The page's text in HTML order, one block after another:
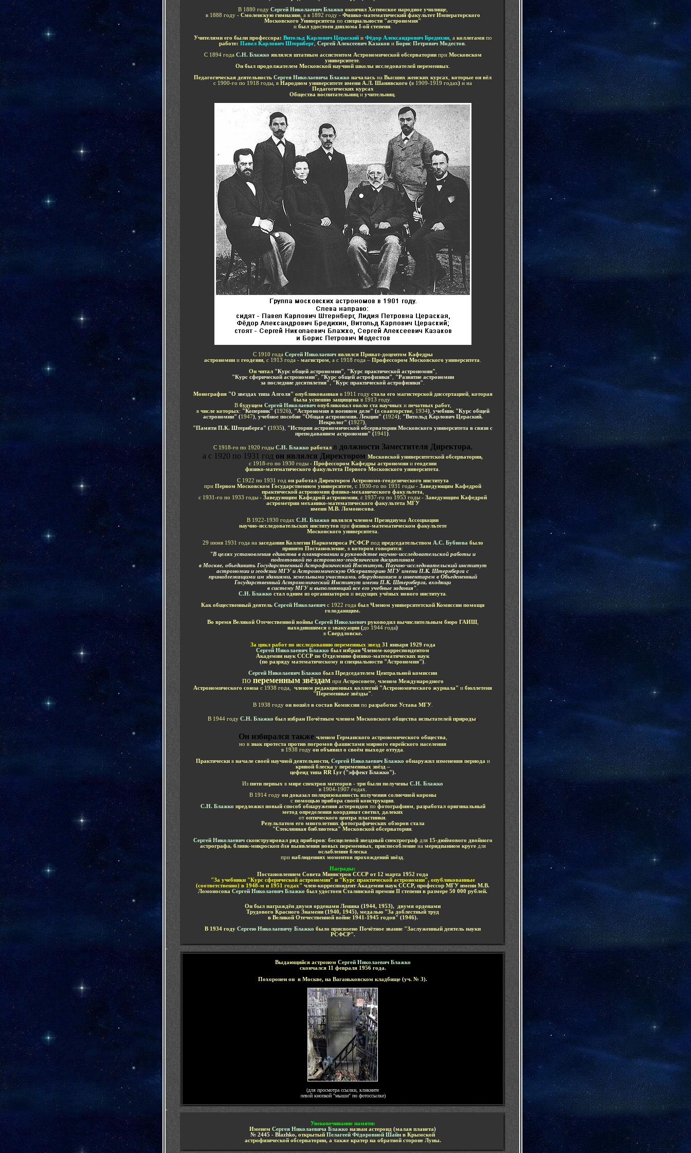
В 1880 году Сергей Николаевич Блажко окончилХотимское народное училище,
в 1888 году- Смоленскуюгимназию, а в 1892 году - Физико-математический факультетИмператорского
Московского Университета по специальности "астрономия"
и был удостоен диплома I-ой степени
Учителями его были профессора: Витольд Карлович Цераский и Фёдор Александрович Бредихин, а коллегами по
работе: Павел Карлович Штернберг Сергей Алексеевич Казаков и Борис Петрович Модестов
С 1894 года С.Н. Блажко являлся штатным ассистентом Астрономической обсерваториипри Московском
университете
Он был продолжателем Московской научной школы исследователей переменных
Педагогическая деятельность Сергея Николаевича Блажко началась на Высших женских курсах
которые он вёл
с 1900-го по 1918 годы в Народном университете имени А.Л. Шанявского (в 1909-1919 годах) и на
Педагогических курсах
Общества воспитательниц и учительниц
С 1910 года Сергей Николаевич являлся Приват-доцентом Кафедры
астрономии и геодезии с 1913 года - магистром , а с 1918 года – Профессором Московского университета
Он читал "Курс общей астрономии" "Курс практической астрономии"
"Курс сферическойастрономии" "Курс общей астрофизики"
"Развитие астрономии
за последние десятилетия"
"Курс практической астрофизики"
Монография "О звездах типа Алголя" опубликованнаяв 1911 году стала его магистерской диссертацией, которая
была успешно защищена в 1913 году
Вбудущем Сергей Николаевич опубликовал около ста научных и печатных работ,
в числе которых: "Коперник" (1926), "Астрономия в военном деле" (в соавторстве, 1934), учебник "Курс общей
астрономии" (1947), учебное пособие "Общая астрономия. Лекции" (1924); "Витольд Карлович Цераский.
Некролог" (1927)
"Памяти П.К. Штернберга" (1935)
"История астрономической обсерватории Московского университета в связи с
преподаванием астрономии" (1941 )
С 1918-го по 1920 годы С.Н. Блажко работал в должности Заместителя Директора,
а с 1920 по 1931 год он являлся Директором Московской университетской обсерватории,
с 1918-го по 1930 годы - Профессором Кафедры астрономии и геодезии
физико-математического факультета Первого Московского университета
С 1922 по 1931 год он работал Директором Астрономо-геодезического института
при Первом Московском Государственном университете с 1930-го по 1931 годы - Заведующим Кафедрой
практической астрономии физико-механического факультета
с 1931 -го по 1933 годы - Заведующим Кафедрой астрономии с 1937-го по 1953 годы - Заведующим Кафедрой
астрометрии механико-математического факультета МГУ
имени М.В. Ломоносова
В 1922-1930 годах С.Н. Блажко являлся членом Президиума Ассоциации
научно-исследовательских институтовпри физико-математическом факультете
Московского университета
29 июня 1931 года на заседании Коллегии Наркомпроса РСФСР под председательством А.С. Бубнова было
принято Постановление , в котором говорится:
"В целях установления единства в планировании и руководстве научно-исследовательской работы и
подготовкой по астрономо-геодезичесим дисциплинам
в Москве, объединить Государственный Астрофизический Институт, Научно-исследовательский институт
астрономии и геодезии МГУ и Астрономическую Обсерваторию МГУ имени П.К. Штернберга с
принадлежащими им зданиями, земельными участками, оборудованием и инвентарем в Объедененный
Государственный Астрономический Институт имени П.К. Штернберга, входящи
в систему МГУ и выполняющий все его учебные задания"
С.Н. Блажко стал одним из организаторови ведущих учёных нового института
Как общественный деятель Сергей Николаевич с 1922 года был Членом университетской Комиссии помощи
голодающим.
Во время Великой Отечественной войны Сергей Николаевич руководил вычислительным бюро ГАИШ,
находившимся в эвакуации (до 1944 года)
в Свердловске.
За цикл работ по исследованию переменных звезд 31 января 1929 года
Сергей Николаевич Блажко был избран Членом-корреспондентом
Академии наук СССР по Отделению физико-математических наук
(по разряду математическому и специальности "Астрономия")
Сергей Николаевич Блажко был Председателем Центральной комиссии
по переменным звёздам при Астросовете, членом Международного
Астрономического союза с 1938 года членом редакционных коллегий "Астрономического журнала" и бюллетеня
"Переменные звёзды"
В 1938 году он вошёл в состав Комиссии по разработке Устава МГУ.
В 1944 году С.Н. Блажко был избран Почётным членом Московского общества испытателей природы.
Он избирался также членом Германского астрономического общества
но в знак протеста против погромов фашистами мирного еврейского населения
в 1938 году он объявил о своём выходе оттуда
Практическив начале своей научной деятельности, Сергей Николаевич Блажко обнаружил изменения периода и
кривой блеска у переменных звёзд –
цефеид типа RR Lyr("эффект Блажко").
Из пяти первых в мире спектров метеоров - три были получены С.Н. Блажко
в 1904-1907годах
В 1914 году он доказал поляризованность излучения солнечной короны
с помощью прибора своей конструкции
С.Н. Блажко предложил новый способ обнаружения астероидов по фотографиям
разработал оригинальный
метод определения координат светил
далеких
от оптического центра пластинки
Результатом его многолетних фотографических обзоровстала
"Стеклянная библиотека" Московской обсерватории
Сергей Николаевич сконструировал ряд приборов: бесщелевой звездный спектрограф для 15-дюймового двойного
астрографа, блинк-микроскоп для выявления новых переменных приспособление на меридианном круге для
ослабления блеска
при наблюдениях моментов прохождений звёзд
Награды:
Постановлением Совета Министров СССР от 12 марта 1952 года
"За учебники "Курс сферической астрономии" и "Курс практической астрономии", опубликованные
(соответственно) в 1948-м и 1951 годах" член-корреспондент Академии наук СССР, профессор МГУ имени М.В.
Ломоносова Сергей Николаевич Блажко был удостоен Сталинской премии II степени в размере 50 000 рублей.
Он был награждён двумя орденами Ленина (1944, 1953), двумя орденами
Трудового Красного Знамени (1940, 1945), медалью "За доблестный труд
в Великой Отечественной войне 1941-1945 годов" (1946).
В 1934 году Сергею Николаевичу Блажко было присвоено Почётное звание "Заслуженный деятель науки
РСФСР".
-
Выдающийся астроном Сергей Николаевич Блажко
скончался 11 февраля 1956 года.
Похоронен он в Москве, на Ваганьковском кладбище (уч. № 3).
(для просмотра ссылки, кликните
левой кнопкой "мыши" по фотоссылке)
-
Увековечивание памяти:
Именем Сергея Николаевича Блажко назван астероид (малая планета)
№ 2445 - Blazhko, открытый Пелагеей Фёдоровной Шайн в Крымской
астрофизической обсерватории, а также кратер на обратной стороне Луны.